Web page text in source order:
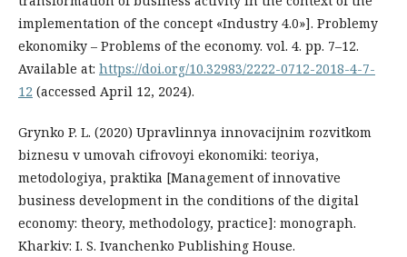
implementation of the concept «Industry 4.0»]. Problemy
ekonomiky – Problems of the economy. vol. 4. рр. 7–12.
Available at: https://doi.org/10.32983/2222-0712-2018-4-7-
12 (accessed April 12, 2024).
Grynko P. L. (2020) Upravlinnya innovacijnim rozvitkom
biznesu v umovah cifrovoyi ekonomiki: teoriya,
metodologiya, praktika [Management of innovative
business development in the conditions of the digital
economy: theory, methodology, practice]: monograph.
Kharkiv: I. S. Ivanchenko Publishing House.